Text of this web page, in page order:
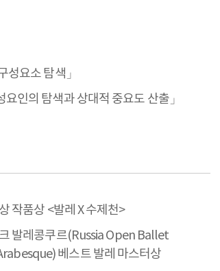
성요소 탐색」
요인의 탐색과 상대적 중요도 산출」
작품상 <발레 X 수제천>
발레콩쿠르(Russia Open Ballet
베스트 발레 마스터상